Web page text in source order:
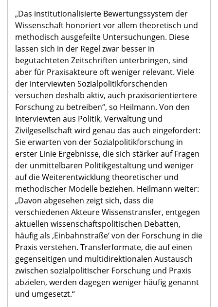
„Das institutionalisierte Bewertungssystem der
Wissenschaft honoriert vor allem theoretisch und
methodisch ausgefeilte Untersuchungen. Diese
lassen sich in der Regel zwar besser in
begutachteten Zeitschriften unterbringen, sind
aber für Praxisakteure oft weniger relevant. Viele
der interviewten Sozialpolitikforschenden
versuchen deshalb aktiv, auch praxisorientiertere
Forschung zu betreiben“, so Heilmann. Von den
Interviewten aus Politik, Verwaltung und
Zivilgesellschaft wird genau das auch eingefordert:
Sie erwarten von der Sozialpolitikforschung in
erster Linie Ergebnisse, die sich stärker auf Fragen
der unmittelbaren Politikgestaltung und weniger
auf die Weiterentwicklung theoretischer und
methodischer Modelle beziehen. Heilmann weiter:
„Davon abgesehen zeigt sich, dass die
verschiedenen Akteure Wissenstransfer, entgegen
aktuellen wissenschaftspolitischen Debatten,
häufig als ‚Einbahnstraße‘ von der Forschung in die
Praxis verstehen. Transferformate, die auf einen
gegenseitigen und multidirektionalen Austausch
zwischen sozialpolitischer Forschung und Praxis
abzielen, werden dagegen weniger häufig genannt
und umgesetzt.“